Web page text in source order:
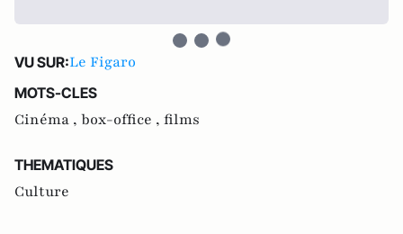
VU SUR:Le Figaro
MOTS-CLES
Cinéma , box-office , films
THEMATIQUES
Culture